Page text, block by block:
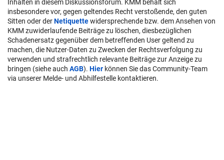
Inhalten in diesem Diskussionsforum. KMM behält sich
insbesondere vor, gegen geltendes Recht verstoßende, den guten
Sitten oder derNetiquettewidersprechende bzw. dem Ansehen von
KMM zuwiderlaufende Beiträge zu löschen, diesbezüglichen
Schadenersatz gegenüber dem betreffenden User geltend zu
machen, die Nutzer-Daten zu Zwecken der Rechtsverfolgung zu
verwenden und strafrechtlich relevante Beiträge zur Anzeige zu
bringen (siehe auch AGB). Hier können Sie das Community-Team
via unserer Melde- und Abhilfestelle kontaktieren.